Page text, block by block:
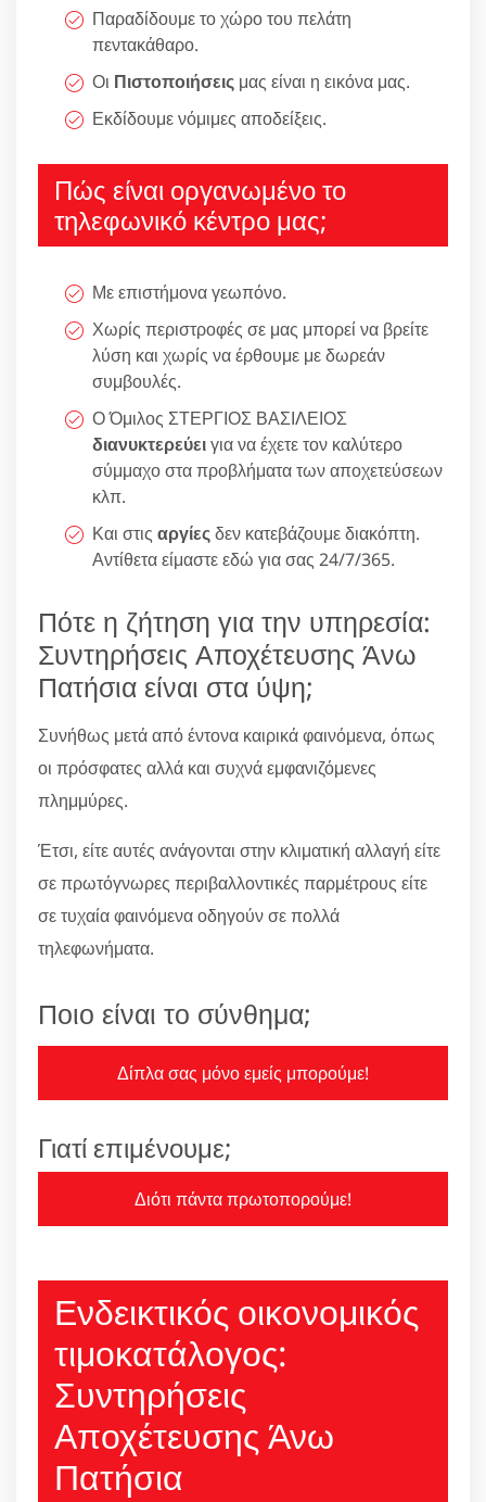
Παραδίδουμε το χώρο του πελάτη
πεντακάθαρο.
Οι Πιστοποιήσεις μας είναι η εικόνα μας.
Εκδίδουμε νόμιμες αποδείξεις.
Πώς είναι οργανωμένο το
τηλεφωνικό κέντρο μας;
Με επιστήμονα γεωπόνο.
Χωρίς περιστροφές σε μας μπορεί να βρείτε
λύση και χωρίς να έρθουμε με δωρεάν
συμβουλές.
Ο Όμιλος ΣΤΕΡΓΙΟΣ ΒΑΣΙΛΕΙΟΣ
διανυκτερεύειγια να έχετε τον καλύτερο
σύμμαχο στα προβλήματα των αποχετεύσεων
κλπ.
Και στις αργίεςδεν κατεβάζουμε διακόπτη.
Αντίθετα είμαστε εδώ για σας 24/7/365.
Πότε η ζήτηση για την υπηρεσία:
Συντηρήσεις Αποχέτευσης Άνω
Πατήσια είναι στα ύψη;
Συνήθως μετά από έντονα καιρικά φαινόμενα, όπως
οι πρόσφατες αλλά και συχνά εμφανιζόμενες
πλημμύρες.
Έτσι, είτε αυτές ανάγονται στην κλιματική αλλαγή είτε
σε πρωτόγνωρες περιβαλλοντικές παρμέτρους είτε
σε τυχαία φαινόμενα οδηγούν σε πολλά
τηλεφωνήματα.
Ποιο είναι το σύνθημα;
Δίπλα σας μόνο εμείς μπορούμε!
Γιατί επιμένουμε;
Διότι πάντα πρωτοπορούμε!
Ενδεικτικός οικονομικός
τιμοκατάλογος:
Συντηρήσεις
Αποχέτευσης Άνω
Πατήσια